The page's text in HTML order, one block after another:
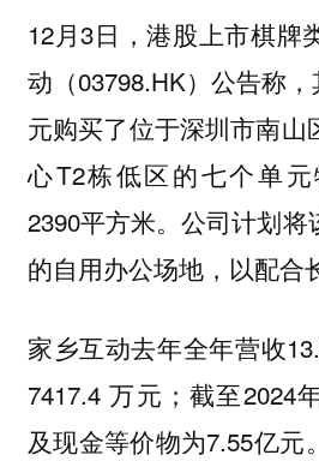
12月3日，港股上市棋牌
动（03798.HK）公告称
元购买了位于深圳市南山
心T2栋低区的七个单
2390平方米。公司计划将
的自用办公场地，以配合
家乡互动去年全年营收
7417.4 万元；截至2024
及现金等价物为7.55亿元